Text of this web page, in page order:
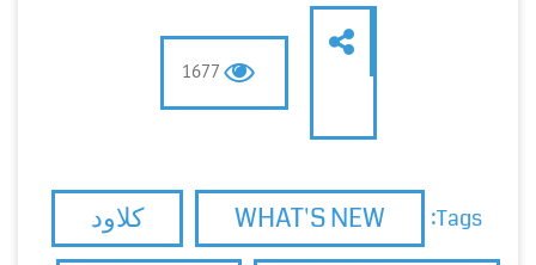
1677
Tags:
WHAT'S NEW
كلاود